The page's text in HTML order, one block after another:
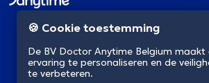
NL
Luik
🍪 Cookie toestemming
De BV Doctor Anytime Belgium
ervaring te personaliseren en de
te verbeteren.